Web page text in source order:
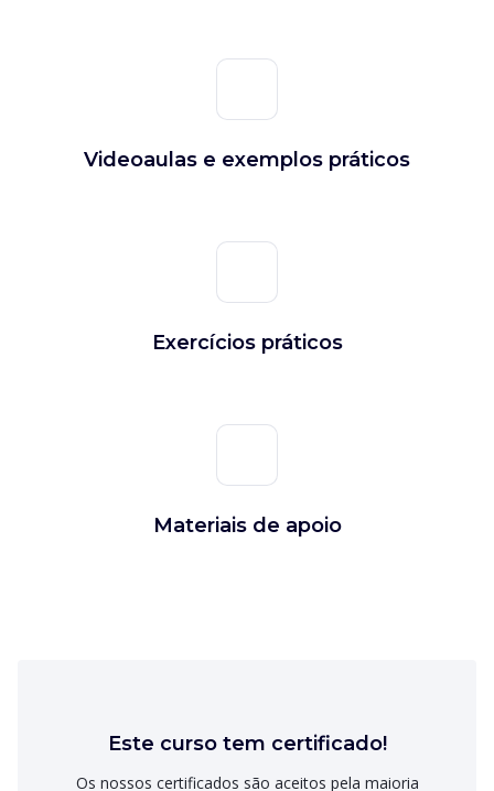
Videoaulas e exemplos práticos
Exercícios práticos
Materiais de apoio
Este curso tem certificado!
Os nossos certificados são aceitos pela maioria